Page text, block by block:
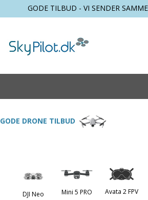
GODE TILBUD - VI SENDER
GODE DRONE TILBUD
DJI Neo Mini 5 PRO Avata 2 FPV